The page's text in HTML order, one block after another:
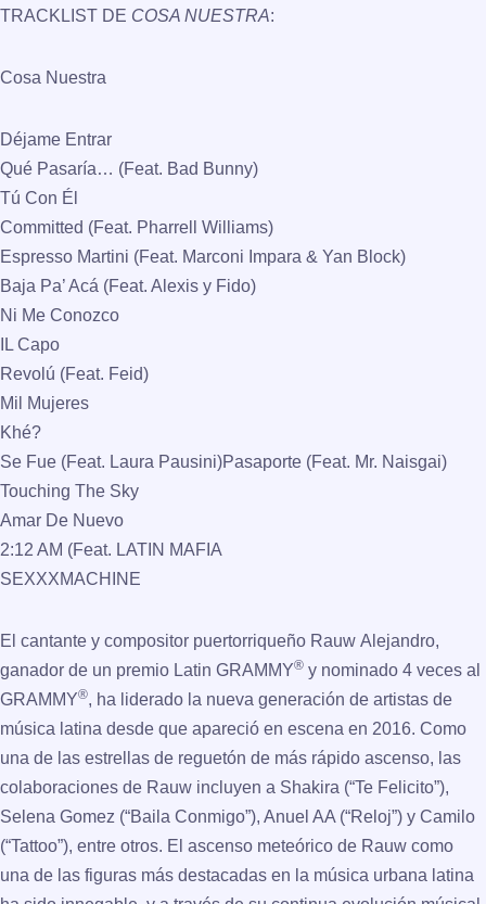
TRACKLIST DE COSA NUESTRA:
Cosa Nuestra
Déjame Entrar
Qué Pasaría… (Feat. Bad Bunny)
Tú Con Él
Committed (Feat. Pharrell Williams)
Espresso Martini (Feat. Marconi Impara & Yan Block)
Baja Pa’ Acá (Feat. Alexis y Fido)
Ni Me Conozco
IL Capo
Revolú (Feat. Feid)
Mil Mujeres
Khé?
Se Fue (Feat. Laura Pausini)Pasaporte (Feat. Mr. Naisgai)
Touching The Sky
Amar De Nuevo
2:12 AM (Feat. LATIN MAFIA
SEXXXMACHINE
El cantante y compositor puertorriqueño Rauw Alejandro,
ganador de un premio Latin GRAMMY® y nominado 4 veces al
GRAMMY®, ha liderado la nueva generación de artistas de
música latina desde que apareció en escena en 2016. Como
una de las estrellas de reguetón de más rápido ascenso, las
colaboraciones de Rauw incluyen a Shakira (“Te Felicito”),
Selena Gomez (“Baila Conmigo”), Anuel AA (“Reloj”) y Camilo
(“Tattoo”), entre otros. El ascenso meteórico de Rauw como
una de las figuras más destacadas en la música urbana latina